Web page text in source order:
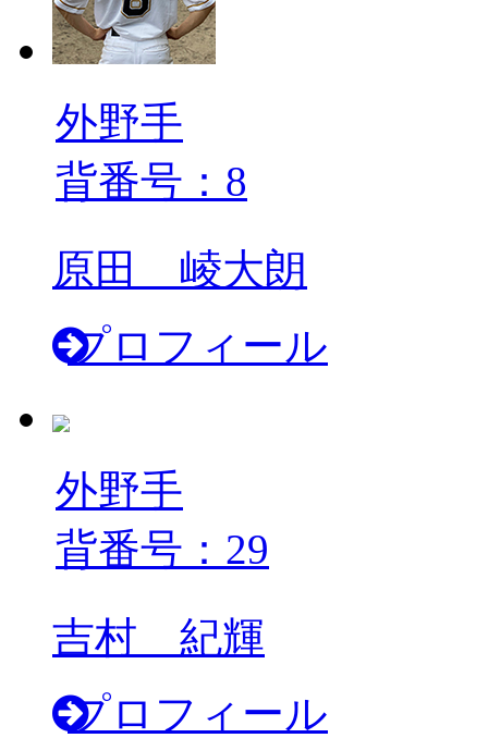
外野手
背番号：8
原田 崚大朗
プロフィール
外野手
背番号：29
吉村 紀輝
プロフィール